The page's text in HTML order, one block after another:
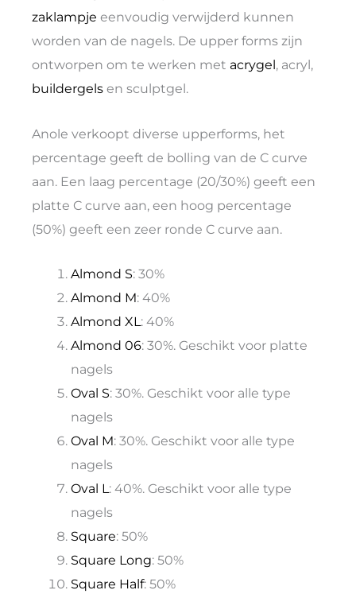
zaklampje eenvoudig verwijderd kunnen
worden van de nagels. De upper forms zijn
ontworpen om te werken met acrygel, acryl,
buildergels en sculptgel.
Anole verkoopt diverse upperforms, het
percentage geeft de bolling van de C curve
aan. Een laag percentage (20/30%) geeft een
platte C curve aan, een hoog percentage
(50%) geeft een zeer ronde C curve aan.
Almond S: 30%
Almond M: 40%
Almond XL : 40%
Almond 06: 30%. Geschikt voor platte
nagels
Oval S: 30%. Geschikt voor alle type
nagels
Oval M: 30%. Geschikt voor alle type
nagels
Oval L : 40%. Geschikt voor alle type
nagels
Square: 50%
Square Long: 50%
Square Half: 50%